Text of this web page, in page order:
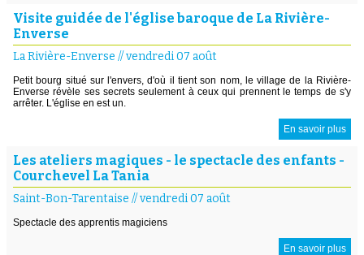
Visite guidée de l'église baroque de La Rivière-
Enverse
La Rivière-Enverse //vendredi 07 août
Petit bourg situé sur l'envers, d'où il tient son nom, le village de la Rivière-
Enverse révèle ses secrets seulement à ceux qui prennent le temps de s'y
arrêter. L'église en est un.
En savoir plus
Les ateliers magiques - le spectacle des enfants -
Courchevel La Tania
Saint-Bon-Tarentaise //vendredi 07 août
Spectacle des apprentis magiciens
En savoir plus